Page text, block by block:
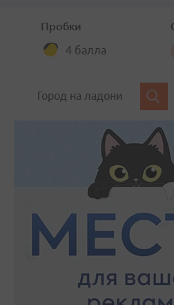
Пробки
4 балла
Город на ладони